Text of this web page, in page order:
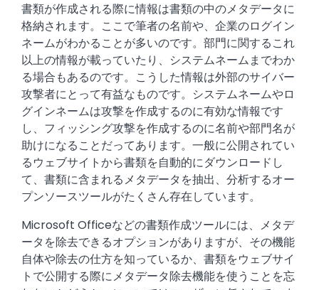
書類が作成される際に情報は書類の中のメタデータに
格納されます。ここで筆者の名前や、企業のログイン
ネームがわかることが多いのです。部門に関するこれ
以上の情報が載っていたり、システムネームまでわか
る場合もあるのです。こうした情報は外部のサイバー
攻撃者にとって有益なものです。システムネームやロ
グインネームは攻撃を作成するのに有効な情報です
し、フィッシング攻撃を作成するのに名前や部門名が
助けになることだってあります。一般に公開されてい
るウェブサイトから書類を自動的にダウンロードし
て、書類に含まれるメタデータを抽出、分析するオー
プンソースツールがたくさん存在しています。
Microsoft Officeなどの書類作成ツールには、メタデ
ータを除去できるオプションがありますが、その機能
自体や除去の仕方を知っているか、書類をウェブサイ
トで公開する際にメタデータ除去機能を使うことを忘